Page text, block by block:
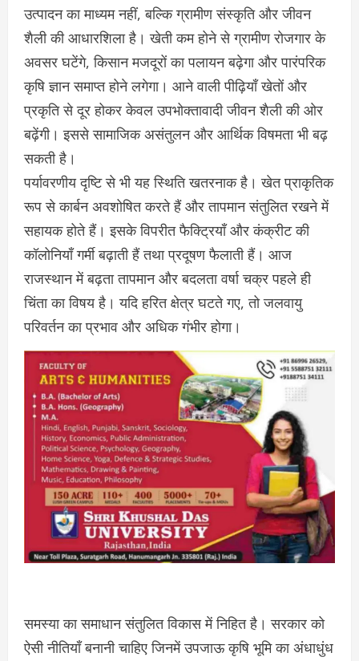
उत्पादन का माध्यम नहीं, बल्कि ग्रामीण संस्कृति और जीवन
शैली की आधारशिला है। खेती कम होने से ग्रामीण रोजगार के
अवसर घटेंगे, किसान मजदूरों का पलायन बढ़ेगा और पारंपरिक
कृषि ज्ञान समाप्त होने लगेगा। आने वाली पीढ़ियाँ खेतों और
प्रकृति से दूर होकर केवल उपभोक्तावादी जीवन शैली की ओर
बढ़ेंगी। इससे सामाजिक असंतुलन और आर्थिक विषमता भी बढ़
सकती है।
पर्यावरणीय दृष्टि से भी यह स्थिति खतरनाक है। खेत प्राकृतिक
रूप से कार्बन अवशोषित करते हैं और तापमान संतुलित रखने में
सहायक होते हैं। इसके विपरीत फैक्ट्रियाँ और कंक्रीट की
कॉलोनियाँ गर्मी बढ़ाती हैं तथा प्रदूषण फैलाती हैं। आज
राजस्थान में बढ़ता तापमान और बदलता वर्षा चक्र पहले ही
चिंता का विषय है। यदि हरित क्षेत्र घटते गए, तो जलवायु
परिवर्तन का प्रभाव और अधिक गंभीर होगा।
समस्या का समाधान संतुलित विकास में निहित है। सरकार को
ऐसी नीतियाँ बनानी चाहिए जिनमें उपजाऊ कृषि भूमि का अंधाधुंध